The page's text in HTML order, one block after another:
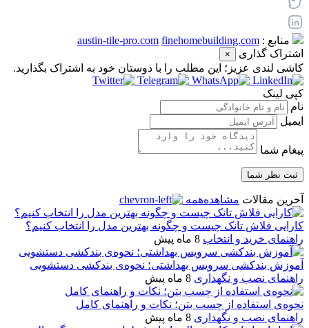
منابع : austin-tile-pro.com finehomebuilding.com
اشتراک گذاری
×
کاشی‌ لندی عزیز؛ این مطلب را با دوستان خود به اشتراک بگذارید.
کپی لینک
نام
ایمیل
پیغام شما
آخرین مقالات مشاهده‌همه
کارایی فلاش تانک چیست و چگونه بهترین مدل را انتخاب کنیم؟
راهنمای خرید و انتخاب 8 ماه پیش
آموزش بندکشی سرویس بهداشتی؛ نحوه‌ی بندکشی دستشویی
راهنمای نصب و نگهداری 8 ماه پیش
نحوه‌ی استفاده از چسب بتن؛ نکات و راهنمای کامل
راهنمای نصب و نگهداری 8 ماه پیش